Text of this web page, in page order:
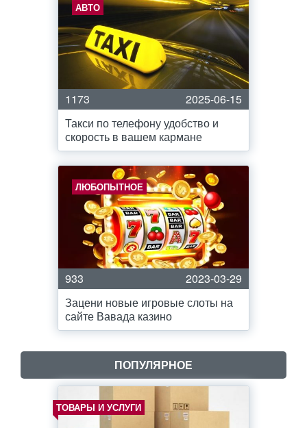
АВТО
1173
2025-06-15
Такси по телефону удобство и
скорость в вашем кармане
ЛЮБОПЫТНОЕ
933
2023-03-29
Зацени новые игровые слоты на
сайте Вавада казино
ПОПУЛЯРНОЕ
ТОВАРЫ И УСЛУГИ